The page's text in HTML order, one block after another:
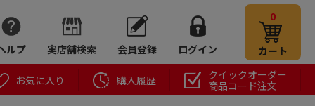
ルプ 実店舗検索 会員登録 ログイン
0
カート
お気に入り 購入履歴
クイックオーダー
商品コード注文